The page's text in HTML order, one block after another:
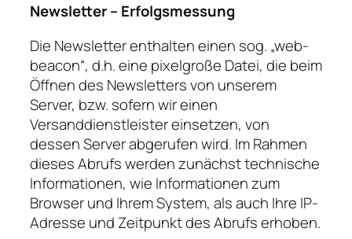
Newsletter – Erfolgsmessung
Die Newsletter enthalten einen sog. „web-
beacon“, d.h. eine pixelgroße Datei, die beim
Öffnen des Newsletters von unserem
Server, bzw. sofern wir einen
Versanddienstleister einsetzen, von
dessen Server abgerufen wird. Im Rahmen
dieses Abrufs werden zunächst technische
Informationen, wie Informationen zum
Browser und Ihrem System, als auch Ihre IP-
Adresse und Zeitpunkt des Abrufs erhoben.